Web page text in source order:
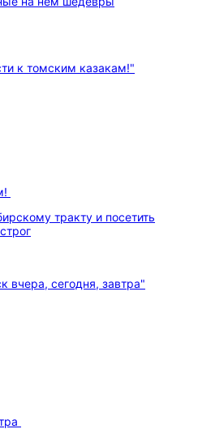
тракту и посетить